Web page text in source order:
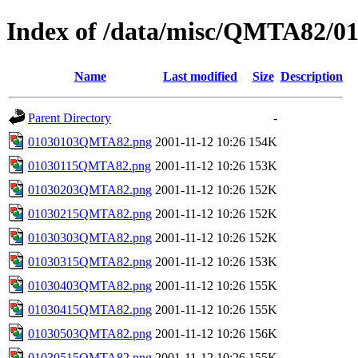
Index of /data/misc/QMTA82/
Name Last modified Size Description
Parent Directory
-
01030103QMTA82.png 2001-11-12 10:26 154K
01030115QMTA82.png 2001-11-12 10:26 153K
01030203QMTA82.png 2001-11-12 10:26 152K
01030215QMTA82.png 2001-11-12 10:26 152K
01030303QMTA82.png 2001-11-12 10:26 152K
01030315QMTA82.png 2001-11-12 10:26 153K
01030403QMTA82.png 2001-11-12 10:26 155K
01030415QMTA82.png 2001-11-12 10:26 155K
01030503QMTA82.png 2001-11-12 10:26 156K